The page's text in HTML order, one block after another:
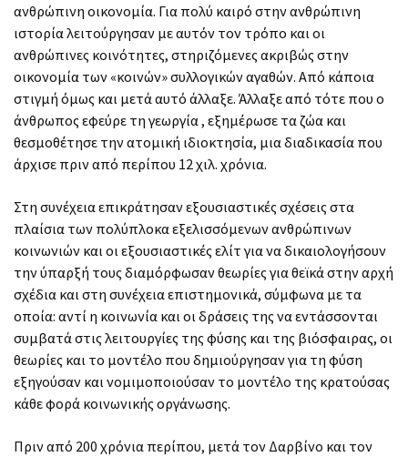
ανθρώπινη οικονομία. Για πολύ καιρό στην ανθρώπινη
ιστορία λειτούργησαν με αυτόν τον τρόπο και οι
ανθρώπινες κοινότητες, στηριζόμενες ακριβώς στην
οικονομία των «κοινών» συλλογικών αγαθών. Από κάποια
στιγμή όμως και μετά αυτό άλλαξε. Άλλαξε από τότε που ο
άνθρωπος εφεύρε τη γεωργία , εξημέρωσε τα ζώα και
θεσμοθέτησε την ατομική ιδιοκτησία, μια διαδικασία που
άρχισε πριν από περίπου 12 χιλ. χρόνια.
Στη συνέχεια επικράτησαν εξουσιαστικές σχέσεις στα
πλαίσια των πολύπλοκα εξελισσόμενων ανθρώπινων
κοινωνιών και οι εξουσιαστικές ελίτ για να δικαιολογήσουν
την ύπαρξή τους διαμόρφωσαν θεωρίες για θεϊκά στην αρχή
σχέδια και στη συνέχεια επιστημονικά, σύμφωνα με τα
οποία: αντί η κοινωνία και οι δράσεις της να εντάσσονται
συμβατά στις λειτουργίες της φύσης και της βιόσφαιρας, οι
θεωρίες και το μοντέλο που δημιούργησαν για τη φύση
εξηγούσαν και νομιμοποιούσαν το μοντέλο της κρατούσας
κάθε φορά κοινωνικής οργάνωσης.
Πριν από 200 χρόνια περίπου, μετά τον Δαρβίνο και τον